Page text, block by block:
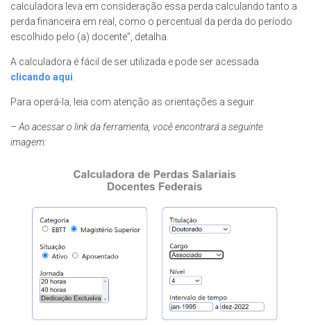
calculadora leva em consideração essa perda calculando tanto a
perda financeira em real, como o percentual da perda do período
escolhido pelo (a) docente”, detalha.
A calculadora é fácil de ser utilizada e pode ser acessada
clicando aqui.
Para operá-la, leia com atenção as orientações a seguir.
– Ao acessar o link da ferramenta, você encontrará a seguinte
imagem: